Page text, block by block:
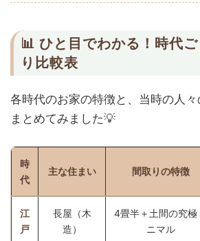
📊 ひと目でわかる！時代
り比較表
各時代のお家の特徴と、当時の人
まとめてみました💡
時
代
主な住まい 間取りの特徴
江
戸
長屋（木
造）
4畳半＋土間の究極
ニマル